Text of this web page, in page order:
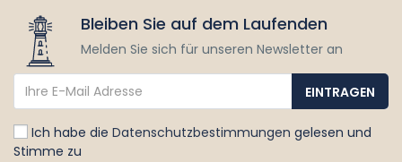
Bleiben Sie auf dem Laufenden
Melden Sie sich für unseren Newsletter an
Ich habe die Datenschutzbestimmungen gelesen und
Stimme zu